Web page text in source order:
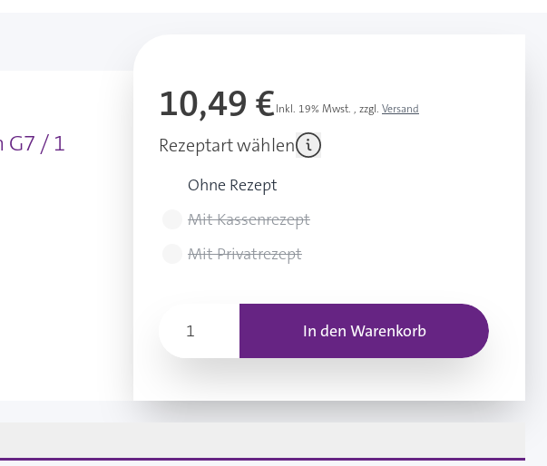
G7 / 1
10,49 €Inkl. 19% Mwst. , zzgl. Versand
Rezeptart wählen
Ohne Rezept
Mit Kassenrezept
Mit Privatrezept
In den Warenkorb